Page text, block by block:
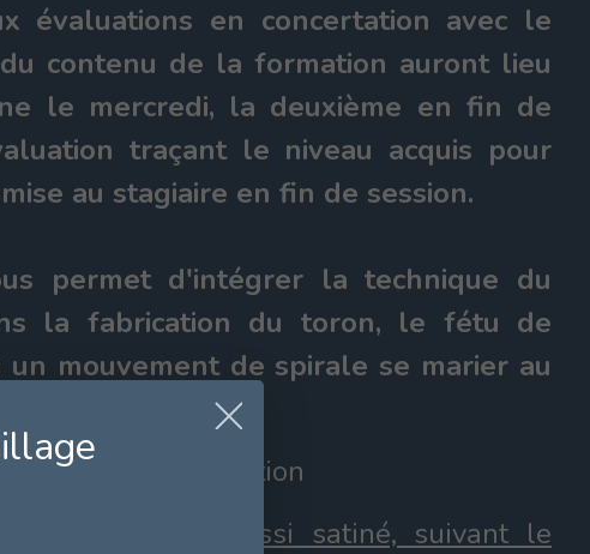
évaluations en concertation avec le
contenu de la formation auront lieu
le mercredi, la deuxième en fin de
traçant le niveau acquis pour
au stagiaire en fin de session.
permet d'intégrer la technique du
la fabrication du toron, le fétu de
mouvement de spirale se marier au
et sa préparation
recouvert dit aussi satiné, suivant le